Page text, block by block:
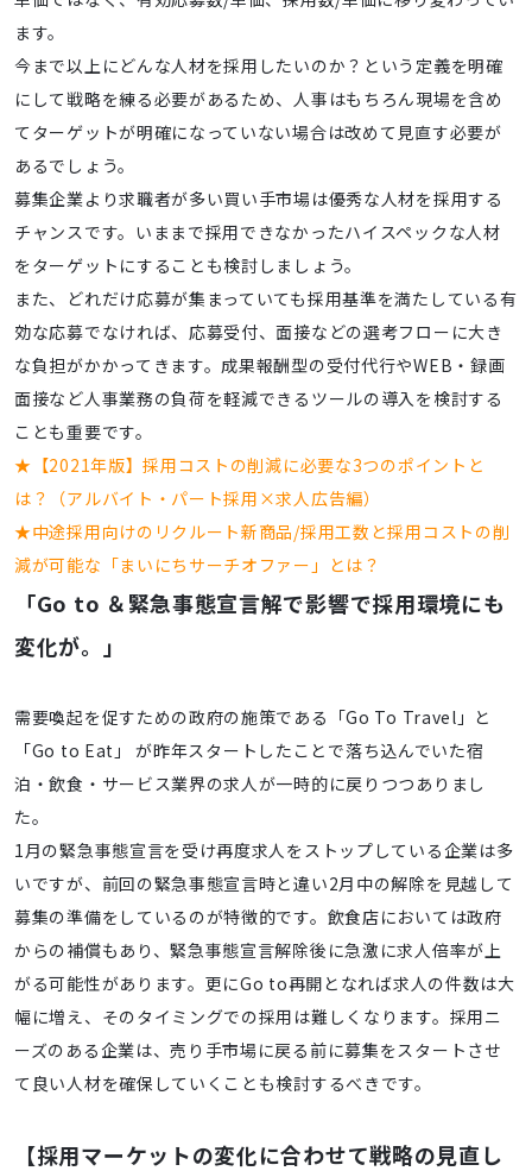
ます。
今まで以上にどんな人材を採用したいのか？という定義を明確
にして戦略を練る必要があるため、人事はもちろん現場を含め
てターゲットが明確になっていない場合は改めて見直す必要が
あるでしょう。
募集企業より求職者が多い買い手市場は優秀な人材を採用する
チャンスです。いままで採用できなかったハイスペックな人材
をターゲットにすることも検討しましょう。
また、どれだけ応募が集まっていても採用基準を満たしている有
効な応募でなければ、応募受付、面接などの選考フローに大き
な負担がかかってきます。成果報酬型の受付代行やWEB・録画
面接など人事業務の負荷を軽減できるツールの導入を検討する
ことも重要です。
★【2021年版】採用コストの削減に必要な3つのポイントと
は？（アルバイト・パート採用×求人広告編）
★中途採用向けのリクルート新商品/採用工数と採用コストの削
減が可能な「まいにちサーチオファー」とは？
「Go to ＆緊急事態宣言解で影響で採用環境にも
変化が。」
需要喚起を促すための政府の施策である「Go To Travel」と
「Go to Eat」 が昨年スタートしたことで落ち込んでいた宿
泊・飲食・サービス業界の求人が一時的に戻りつつありまし
た。
1月の緊急事態宣言を受け再度求人をストップしている企業は多
いですが、前回の緊急事態宣言時と違い2月中の解除を見越して
募集の準備をしているのが特徴的です。飲食店においては政府
からの補償もあり、緊急事態宣言解除後に急激に求人倍率が上
がる可能性があります。更にGo to再開となれば求人の件数は大
幅に増え、そのタイミングでの採用は難しくなります。採用ニ
ーズのある企業は、売り手市場に戻る前に募集をスタートさせ
て良い人材を確保していくことも検討するべきです。
【採用マーケットの変化に合わせて戦略の見直し